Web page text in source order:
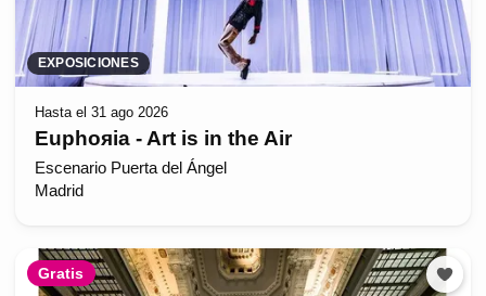
EXPOSICIONES
Hasta el 31 ago 2026
Euphoяia - Art is in the Air
Escenario Puerta del Ángel
Madrid
Gratis